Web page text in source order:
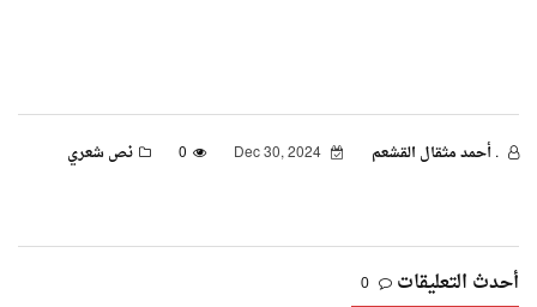
. أحمد مثقال القشعم 0 نص شعري
أحدث التعليقات 0